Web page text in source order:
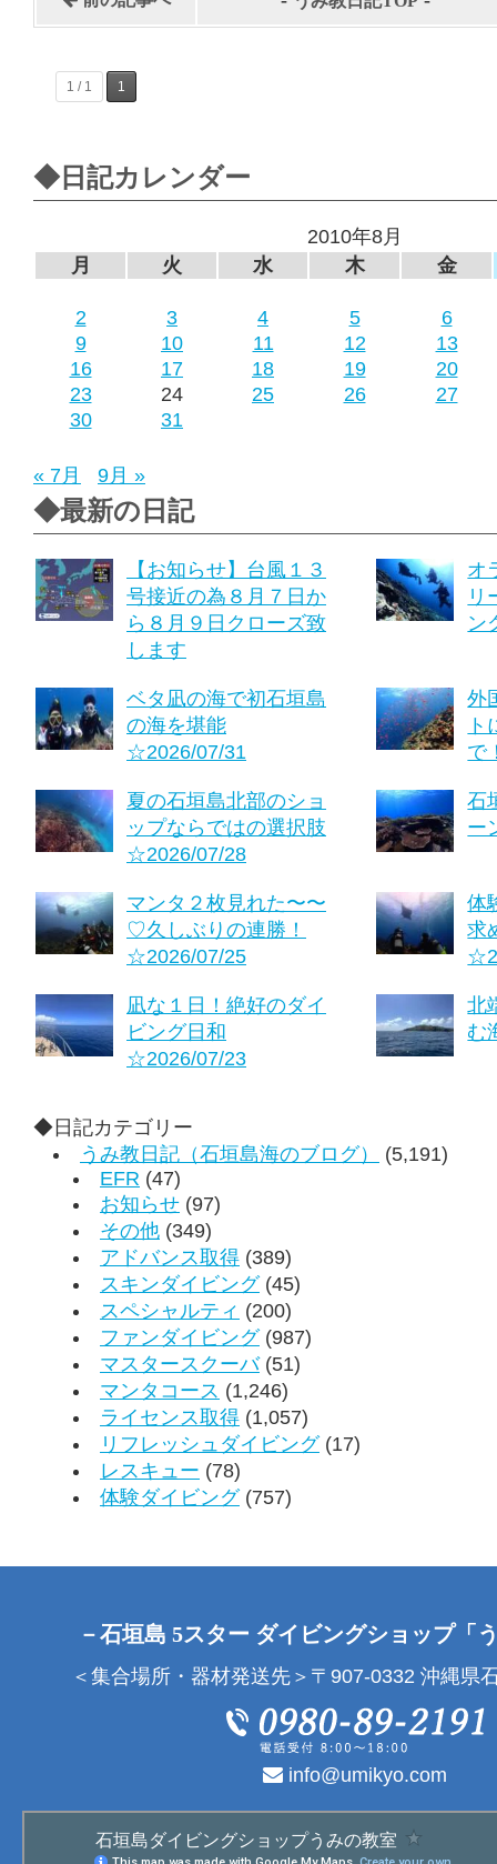
1 / 1 1
◆日記カレンダー
2010年8月
月
火 水 木 金
2 3 4 5
6
9
10 11 12
13
16
17 18 19
20
23
24 25 26
27
30
31
« 7月 9月 »
◆最新の日記
【お知らせ】台風１３
号接近の為８月７日か
ら８月９日クローズ致
します
オ
リ
ン
ベタ凪の海で初石垣島
の海を堪能
☆2026/07/31
外
ト
で
夏の石垣島北部のショ
ップならではの選択肢
☆2026/07/28
石
ー
マンタ２枚見れた〜〜
♡久しぶりの連勝！
☆2026/07/25
体
求
凪な１日！絶好のダイ
ビング日和
☆2026/07/23
北
む
◆日記カテゴリー
うみ教日記（石垣島海のブログ）
(5,191)
EFR (47)
お知らせ (97)
その他 (349)
アドバンス取得 (389)
スキンダイビング(45)
スペシャルティ (200)
ファンダイビング(987)
マスタースクーバ(51)
マンタコース (1,246)
ライセンス取得 (1,057)
リフレッシュダイビング(17)
レスキュー (78)
体験ダイビング(757)
－石垣島 5スター ダイビングショップ「
＜集合場所・器材発送先＞〒907-0332 沖縄県
info@umikyo.com